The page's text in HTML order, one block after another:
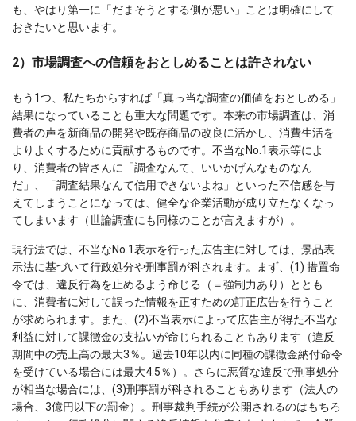
も、やはり第一に「だまそうとする側が悪い」ことは明確にして
おきたいと思います。
2）市場調査への信頼をおとしめることは許されない
もう1つ、私たちからすれば「真っ当な調査の価値をおとしめる」
結果になっていることも重大な問題です。本来の市場調査は、消
費者の声を新商品の開発や既存商品の改良に活かし、消費生活を
よりよくするために貢献するものです。不当なNo.1表示等によ
り、消費者の皆さんに「調査なんて、いいかげんなものなん
だ」、「調査結果なんて信用できないよね」といった不信感を与
えてしまうことになっては、健全な企業活動が成り立たなくなっ
てしまいます（世論調査にも同様のことが言えますが）。
現行法では、不当なNo.1表示を行った広告主に対しては、景品表
示法に基づいて行政処分や刑事罰が科されます。まず、(1) 措置命
令では、違反行為を止めるよう命じる（＝強制力あり）ととも
に、消費者に対して誤った情報を正すための訂正広告を行うこと
が求められます。また、(2)不当表示によって広告主が得た不当な
利益に対して課徴金の支払いが命じられることもあります（違反
期間中の売上高の最大3％。過去10年以内に同種の課徴金納付命令
を受けている場合には最大4.5％）。さらに悪質な違反で刑事処分
が相当な場合には、(3)刑事罰が科されることもあります（法人の
場合、3億円以下の罰金）。刑事裁判手続が公開されるのはもちろ